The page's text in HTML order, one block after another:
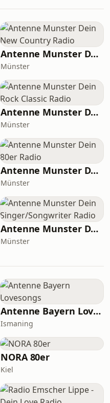
Antenne Munster Dein New Country Radio
Münster
Antenne Munster Dein Rock Classic Radio
Münster
Antenne Munster Dein 80er Radio
Münster
Antenne Munster Dein Singer/Songwriter Radio
Münster
Antenne Bayern Lovesongs
Ismaning
NORA 80er
Kiel